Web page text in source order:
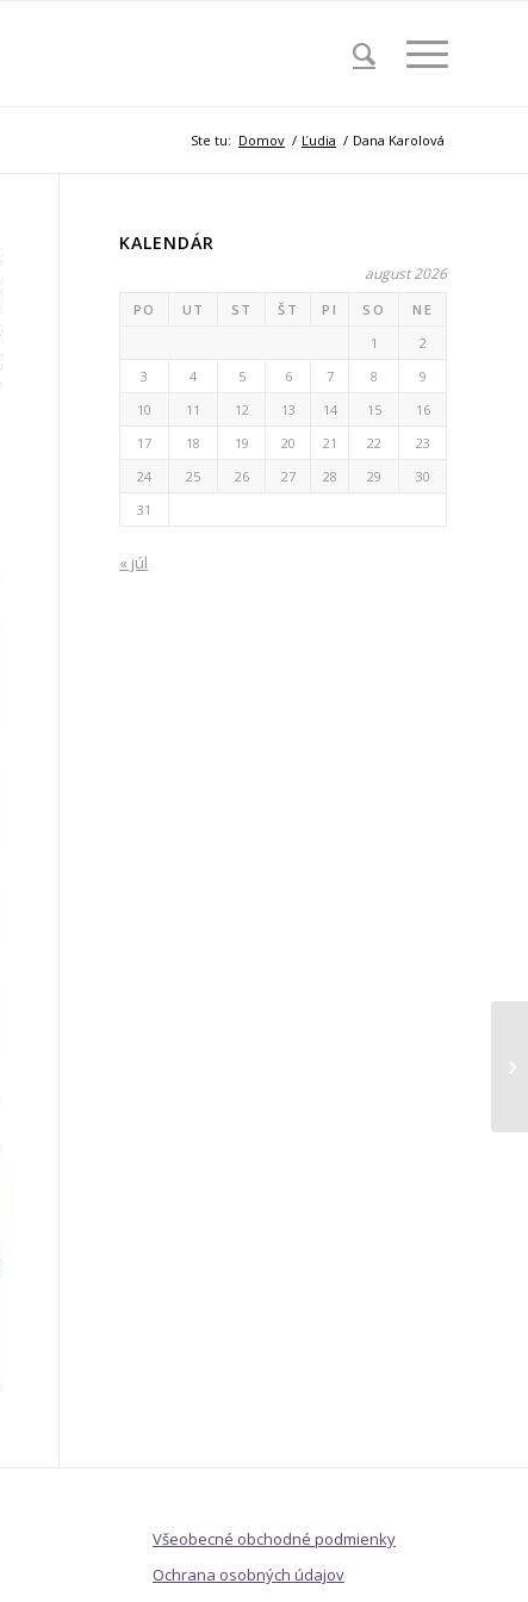
Ste tu: Domov / Ľudia / Dana Karolová
KALENDÁR
august 2026
PO UT ST ŠT PI SO
NE
1
2
3
4 5 6 7 8
9
10
11 12 13 14 15
16
17
18 19 20 21 22
23
24
25 26 27 28 29
30
31
« júl
Všeobecné obchodné podmienky
Ochrana osobných údajov